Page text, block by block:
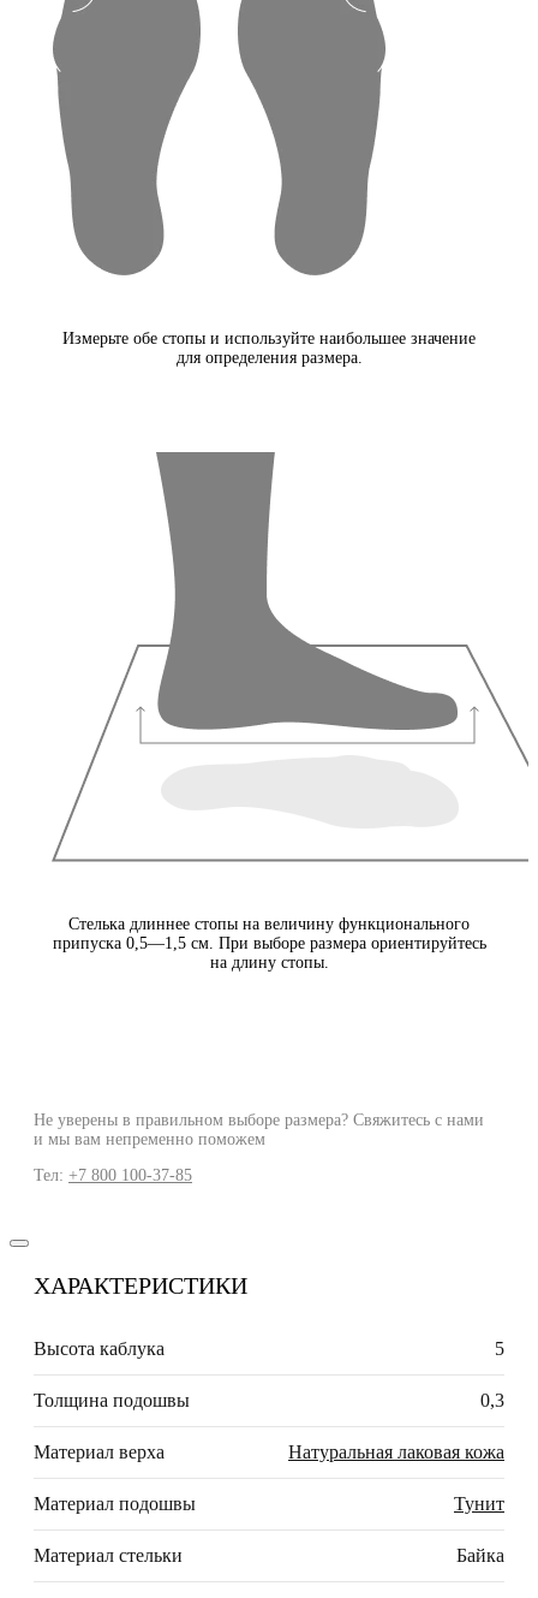
Измерьте обе стопы и используйте наибольшее значение
для определения размера.
Стелька длиннее стопы на величину функционального
припуска 0,5—1,5 см. При выборе размера ориентируйтесь
на длину стопы.
Не уверены в правильном выборе размера? Свяжитесь с нами
и мы вам непременно поможем
Тел: +7 800 100-37-85
ХАРАКТЕРИСТИКИ
Высота каблука 5
Толщина подошвы 0,3
Материал верха Натуральная лаковая кожа
Материал подошвы Тунит
Материал стельки Байка